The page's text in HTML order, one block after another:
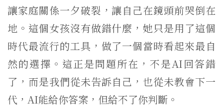
讓家庭關係一夕破裂，讓自己在鏡頭前哭倒在
地。這個女孩沒有做錯什麼，她只是用了這個
時代最流行的工具，做了一個當時看起來最自
然的選擇。這正是問題所在，不是AI回答錯
了，而是我們從未告訴自己，也從未教會下一
代，AI能給你答案，但給不了你判斷。